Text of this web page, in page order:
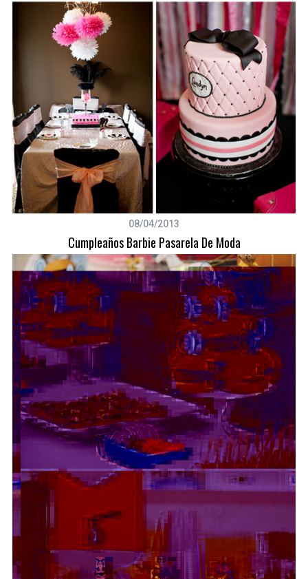
08/04/2013
Cumpleaños Barbie Pasarela De Moda